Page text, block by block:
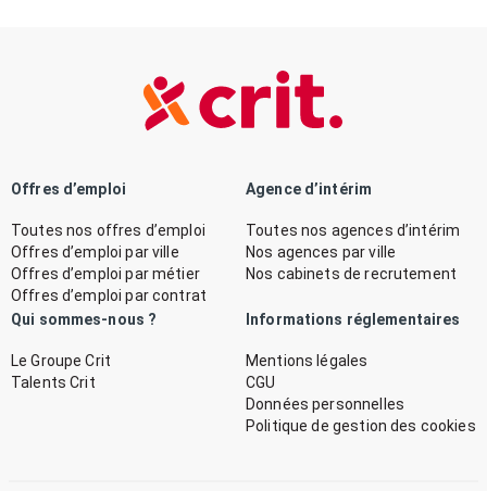
Offres d’emploi
Toutes nos offres d’emploi
Offres d’emploi par ville
Offres d’emploi par métier
Offres d’emploi par contrat
Agence d’intérim
Toutes nos agences d’intérim
Nos agences par ville
Nos cabinets de recrutement
Qui sommes-nous ?
Le Groupe Crit
Talents Crit
Informations réglementaires
Mentions légales
CGU
Données personnelles
Politique de gestion des cookies